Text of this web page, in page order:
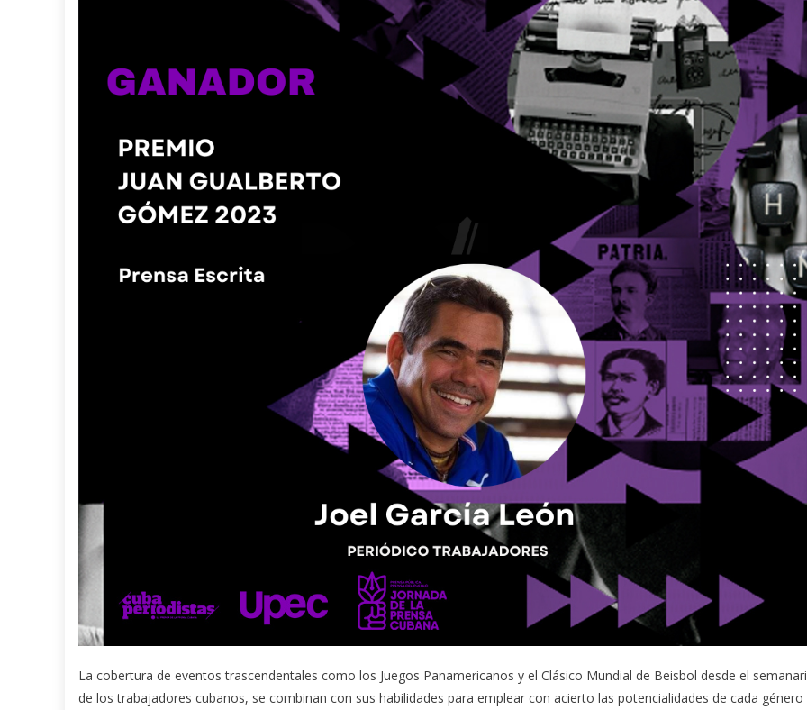
La cobertura de eventos trascendentales como los Juegos Panamericanos y el Clásico Mundial de Beisbol desde el
de los trabajadores cubanos, se combinan con sus habilidades para emplear con acierto las potencialidades de cada género